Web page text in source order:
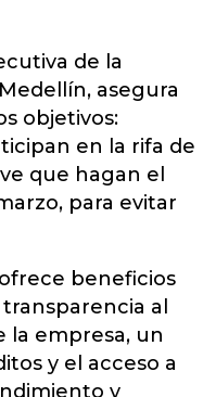
de la
asegura
objetivos:
en la rifa de
que hagan el
para evitar
beneficios
al
la empresa, un
y el acceso a
y